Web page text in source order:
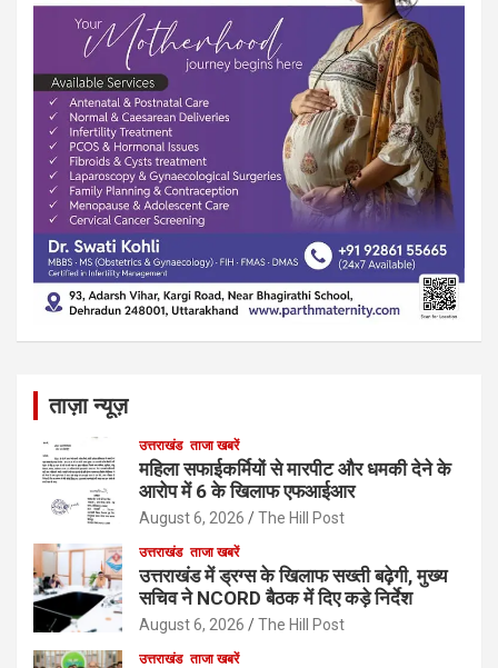
ताज़ा न्यूज़
उत्तराखंड ताजा खबरें
महिला सफाईकर्मियों से मारपीट और धमकी देने के
आरोप में 6 के खिलाफ एफआईआर
August 6, 2026 The Hill Post
उत्तराखंड ताजा खबरें
उत्तराखंड में ड्रग्स के खिलाफ सख्ती बढ़ेगी, मुख्य
सचिव ने NCORD बैठक में दिए कड़े निर्देश
August 6, 2026 The Hill Post
उत्तराखंड ताजा खबरें